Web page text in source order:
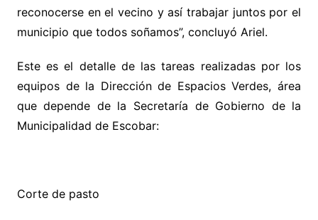
reconocerse en el vecino y así trabajar juntos por el
municipio que todos soñamos”, concluyó Ariel.
Este es el detalle de las tareas realizadas por los
equipos de la Dirección de Espacios Verdes, área
que depende de la Secretaría de Gobierno de la
Municipalidad de Escobar:
Corte de pasto